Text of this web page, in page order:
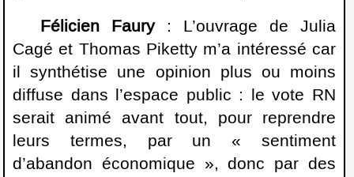
Félicien Faury: L’ouvrage de Julia
Cagé et Thomas Piketty m’a intéressé car
il synthétise une opinion plus ou moins
diffuse dans l’espace public : le vote RN
serait animé avant tout, pour reprendre
leurs termes, par un « sentiment
d’abandon économique », donc par des